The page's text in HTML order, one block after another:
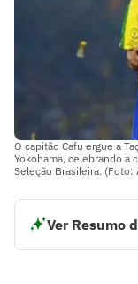
O capitão Cafu ergue a
Yokohama, celebrando a
Seleção Brasileira. (Foto:
Ver Resumo